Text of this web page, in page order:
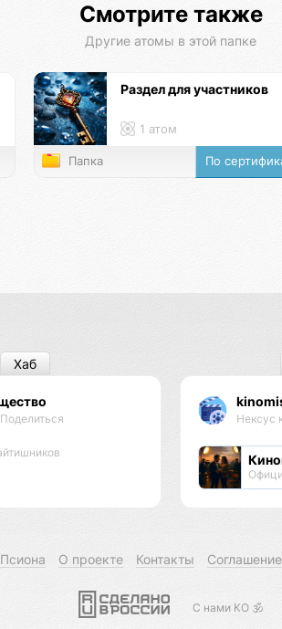
Смотрите также
Другие атомы в этой папке
Раздел для участников
1 атом
Папка По
Поделиться
Хаб
Нексус
Псиона О проекте Контакты Соглашение
С нами КО 🕉️